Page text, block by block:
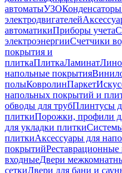
автоматыУЗОКонденсаторы
электродвигателей
автоматикиПриборы учета
электроэнергииСчетчики
покрытия и
плиткаПлиткаЛаминат
напольные покрытия
полыКовролинПаркет
напольных покрытий и
обводы для трубПлинтусы
плиткиПорожки, профили
для укладки плитки
плиткиАксессуары для
покрытийРеставрационные
входныеДвери
сеткиДвери для бани и